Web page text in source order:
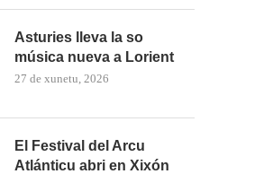
Asturies lleva la so
música nueva a Lorient
27 de xunetu, 2026
El Festival del Arcu
Atlánticu abri en Xixón